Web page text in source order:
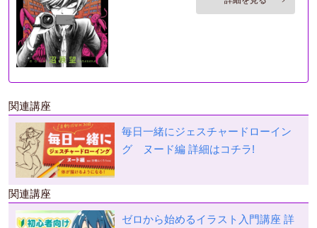
関連講座
毎日一緒にジェスチャードローイン
グ ヌード編 詳細はコチラ!
関連講座
ゼロから始めるイラスト入門講座 詳